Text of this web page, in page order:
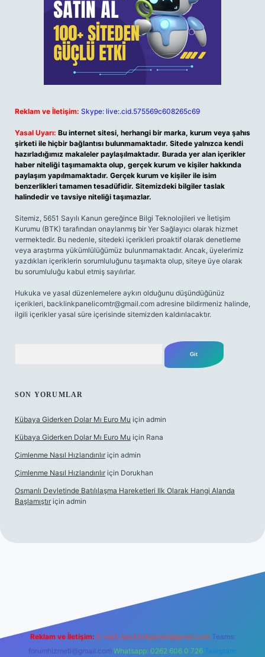
Reklam ve İletişim: Skype: live:.cid.575569c608265c69
Yasal Uyarı: Bu internet sitesi, herhangi bir marka, kurum veya şahıs
şirketi ile hiçbir bağlantısı bulunmamaktadır. Sitede yalnızca kendi
hazırladığımız makaleler paylaşılmaktadır. Burada yer alan içerikler
haber niteliği taşımamakta olup, gerçek kurum ve kişiler hakkında
paylaşım yapılmamaktadır. Gerçek kurum ve kişiler ile isim
benzerlikleri tamamen tesadüfidir. Sitemizdeki bilgiler taslak
halindedir ve tavsiye niteliği taşımazlar.
Sitemiz, 5651 Sayılı Kanun gereğince Bilgi Teknolojileri ve İletişim
Kurumu (BTK) tarafından onaylanmış bir Yer Sağlayıcı olarak hizmet
vermektedir. Bu nedenle, sitedeki içerikleri proaktif olarak denetleme
veya araştırma yükümlülüğümüz bulunmamaktadır. Ancak, üyelerimiz
yazdıkları içeriklerin sorumluluğunu taşımakta olup, siteye üye olarak
bu sorumluluğu kabul etmiş sayılırlar.
Hukuka ve yasal düzenlemelere aykırı olduğunu düşündüğünüz
içerikleri, backlinkpanelicomtr@gmail.com adresine bildirmeniz halinde,
ilgili içerikler yasal süre içerisinde sitemizden kaldırılacaktır.
SON YORUMLAR
Kübaya Giderken Dolar Mı Euro Mu için admin
Kübaya Giderken Dolar Mı Euro Mu için Rana
Çimlenme Nasıl Hızlandırılır için admin
Çimlenme Nasıl Hızlandırılır için Dorukhan
Osmanlı Devletinde Batılılaşma Hareketleri Ilk Olarak Hangi Alanda
Başlamıştır için admin
Reklam ve İletişim: E-mail: backlinkpaneli@gmail.com Teams:
forumhizmeti@gmail.com Whatsapp: 0262 606 0 726 Telegram: